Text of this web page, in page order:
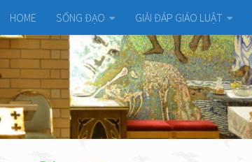
HOME SỐNG ĐẠO GIẢI ĐÁP GIÁO LUẬT